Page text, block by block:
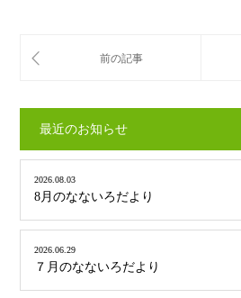
最近のお知らせ
2026.08.03
8月のなないろだより
2026.06.29
７月のなないろだより